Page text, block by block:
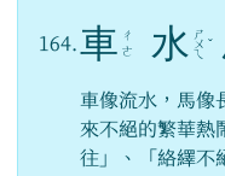
164. 車 ㄔ
ㄜ
水 ㄕ
ㄨ
ㄟ
ˇ
車像流水，馬像
來不絕的繁華熱
往」、「絡繹不